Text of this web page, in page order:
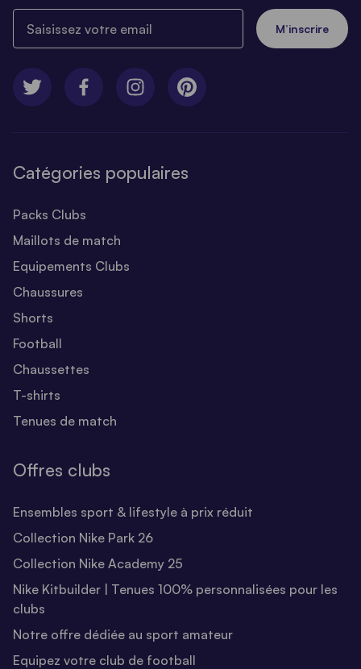
M’inscrire
Catégories populaires
Packs Clubs
Maillots de match
Equipements Clubs
Chaussures
Shorts
Football
Chaussettes
T-shirts
Tenues de match
Offres clubs
Ensembles sport & lifestyle à prix réduit
Collection Nike Park 26
Collection Nike Academy 25
Nike Kitbuilder | Tenues 100% personnalisées pour les
clubs
Notre offre dédiée au sport amateur
Equipez votre club de football